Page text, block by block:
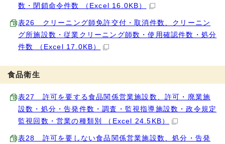
数・閉鎖命令件数 （Excel 16.0KB）
表26 クリーニング師免許交付・取消件数、クリーニン
グ所施設数・従業クリーニング師数・使用確認件数・処分
件数 （Excel 17.0KB）
食品衛生
表27 許可を要する食品関係営業施設数、許可・廃業施
設数・処分・告発件数・調査・監視指導施設数・政令規定
監視回数・営業の種類別 （Excel 24.5KB）
表28 許可を要しない食品関係営業施設数、処分・告発